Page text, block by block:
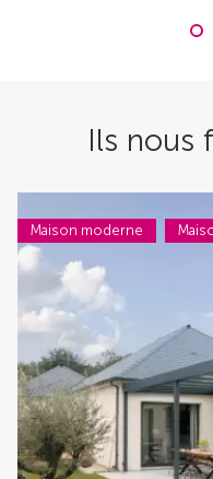
Ils nous
Maison moderne